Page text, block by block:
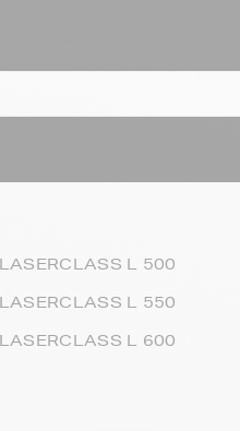
L 500
L 550
L 600